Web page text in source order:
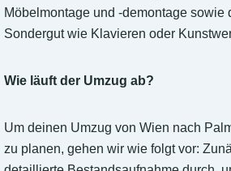
Möbelmontage und -demontage sowie
Sondergut wie Klavieren oder
Wie läuft der Umzug ab?
Um deinen Umzug von Wien nach
zu planen, gehen wir wie folgt vor: